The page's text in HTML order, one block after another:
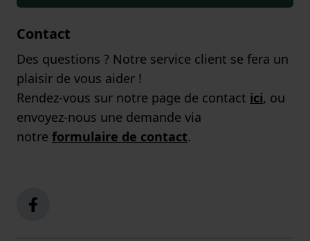
Contact
Des questions ? Notre service client se fera un
plaisir de vous aider !
Rendez-vous sur notre page de contact ici, ou
envoyez-nous une demande via
notre formulaire de contact.